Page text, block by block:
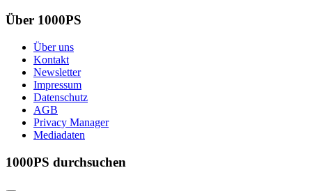
Über 1000PS
Über uns
Kontakt
Newsletter
Impressum
Datenschutz
AGB
Privacy Manager
Mediadaten
1000PS durchsuchen